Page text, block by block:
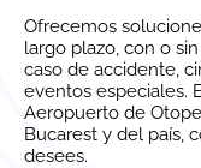
Ofrecemos
largo plazo, con o
caso de accidente,
eventos especiales.
Aeropuerto de
Bucarest y del país,
desees.